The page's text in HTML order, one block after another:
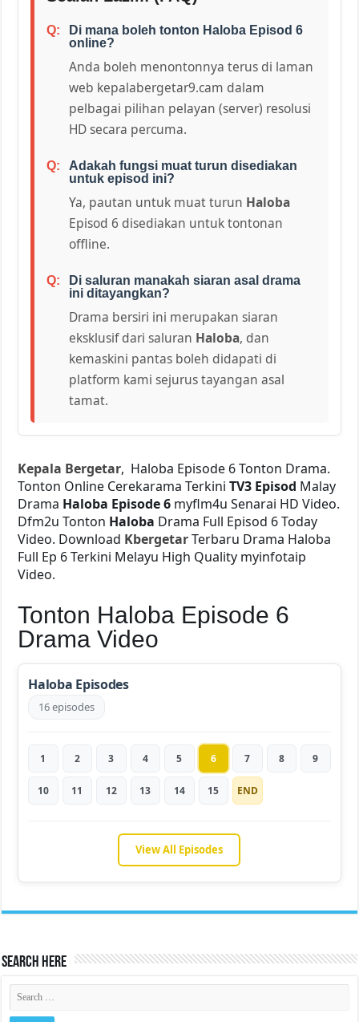
Di mana boleh tonton Haloba Episod 6
online?
Anda boleh menontonnya terus di laman
web kepalabergetar9.cam dalam
pelbagai pilihan pelayan (server) resolusi
HD secara percuma.
Adakah fungsi muat turun disediakan
untuk episod ini?
Ya, pautan untuk muat turun Haloba
Episod 6 disediakan untuk tontonan
offline.
Di saluran manakah siaran asal drama
ini ditayangkan?
Drama bersiri ini merupakan siaran
eksklusif dari saluran Haloba, dan
kemaskini pantas boleh didapati di
platform kami sejurus tayangan asal
tamat.
Kepala Bergetar, Haloba Episode 6 Tonton Drama.
Tonton Online Cerekarama TerkiniTV3 Episod Malay
Drama Haloba Episode 6 myflm4u Senarai HD Video.
Dfm2u Tonton Haloba Drama Full Episod 6 Today
Video. Download KbergetarTerbaru Drama Haloba
Full Ep 6 Terkini Melayu High Quality myinfotaip
Video.
Tonton Haloba Episode 6
Drama Video
Haloba Episodes
16 episodes
1 2 3 4 5 6 7 8 9
10 11 12 13 14 15 END
View All Episodes
Search Here